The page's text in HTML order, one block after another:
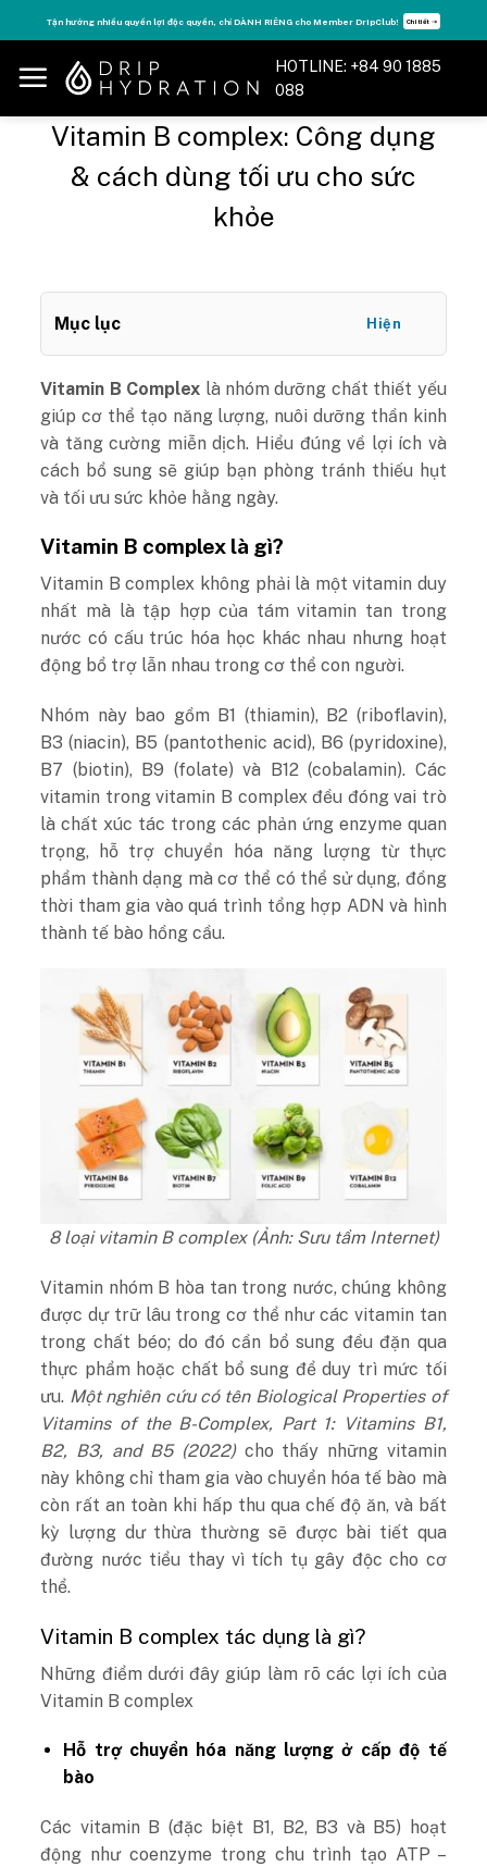
to
content
Tăng năng lượng - sống đỉnh cao với thẻ Vitamin Drip Membership. Xem ngay ➝
HOTLINE: +84 90 1885
088
Vitamin B complex: Công dụng
& cách dùng tối ưu cho sức
khỏe
Mục lục Hiện
Vitamin B Complex là nhóm dưỡng chất thiết yếu
giúp cơ thể tạo năng lượng, nuôi dưỡng thần kinh
và tăng cường miễn dịch. Hiểu đúng về lợi ích và
cách bổ sung sẽ giúp bạn phòng tránh thiếu hụt
và tối ưu sức khỏe hằng ngày.
Vitamin B complex là gì?
Vitamin B complex không phải là một vitamin duy
nhất mà là tập hợp của tám vitamin tan trong
nước có cấu trúc hóa học khác nhau nhưng hoạt
động bổ trợ lẫn nhau trong cơ thể con người.
Nhóm này bao gồm B1 (thiamin), B2 (riboflavin),
B3 (niacin), B5 (pantothenic acid), B6 (pyridoxine),
B7 (biotin), B9 (folate) và B12 (cobalamin). Các
vitamin trong vitamin B complex đều đóng vai trò
là chất xúc tác trong các phản ứng enzyme quan
trọng, hỗ trợ chuyển hóa năng lượng từ thực
phẩm thành dạng mà cơ thể có thể sử dụng, đồng
thời tham gia vào quá trình tổng hợp ADN và hình
thành tế bào hồng cầu.
8 loại vitamin B complex (Ảnh: Sưu tầm Internet)
Vitamin nhóm B hòa tan trong nước, chúng không
được dự trữ lâu trong cơ thể như các vitamin tan
trong chất béo; do đó cần bổ sung đều đặn qua
thực phẩm hoặc chất bổ sung để duy trì mức tối
ưu. Một nghiên cứu có tên Biological Properties of
Vitamins of the B-Complex, Part 1: Vitamins B1,
B2, B3, and B5 (2022)cho thấy những vitamin
này không chỉ tham gia vào chuyển hóa tế bào mà
còn rất an toàn khi hấp thu qua chế độ ăn, và bất
kỳ lượng dư thừa thường sẽ được bài tiết qua
đường nước tiểu thay vì tích tụ gây độc cho cơ
thể.
Vitamin B complex tác dụng là gì?
Những điểm dưới đây giúp làm rõ các lợi ích của
Vitamin B complex
Hỗ trợ chuyển hóa năng lượng ở cấp độ tế
bào
Các vitamin B (đặc biệt B1, B2, B3 và B5) hoạt
động như coenzyme trong chu trình tạo ATP –